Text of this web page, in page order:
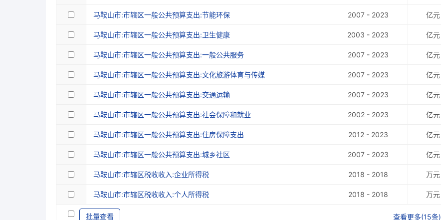
马鞍山市:市辖区一般公共预算支出:节能环保 2007 - 2023 亿元
马鞍山市:市辖区一般公共预算支出:卫生健康 2003 - 2023 亿元
马鞍山市:市辖区一般公共预算支出:一般公共服务 2007 - 2023 亿元
马鞍山市:市辖区一般公共预算支出:文化旅游体育与传媒 2007 - 2023 亿元
马鞍山市:市辖区一般公共预算支出:交通运输 2007 - 2023 亿元
马鞍山市:市辖区一般公共预算支出:社会保障和就业 2002 - 2023 亿元
马鞍山市:市辖区一般公共预算支出:住房保障支出 2012 - 2023 亿元
马鞍山市:市辖区一般公共预算支出:城乡社区 2007 - 2023 亿元
马鞍山市:市辖区税收收入:企业所得税 2018 - 2018 万元
马鞍山市:市辖区税收收入:个人所得税 2018 - 2018 万元
批量查看 查看更多(15条)